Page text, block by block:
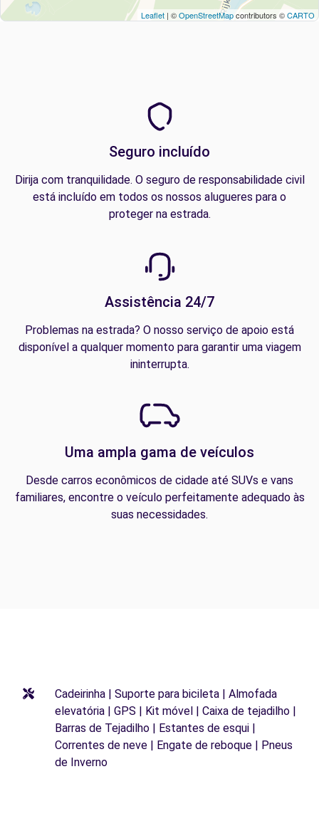
Leaflet | ©OpenStreetMapcontributors ©CARTO
Seguro incluído
Dirija com tranquilidade. O seguro de responsabilidade civil
está incluído em todos os nossos alugueres para o
proteger na estrada.
Assistência 24/7
Problemas na estrada? O nosso serviço de apoio está
disponível a qualquer momento para garantir uma viagem
ininterrupta.
Uma ampla gama de veículos
Desde carros econômicos de cidade até SUVs e vans
familiares, encontre o veículo perfeitamente adequado às
suas necessidades.
Cadeirinha | Suporte para bicileta | Almofada
elevatória | GPS | Kit móvel | Caixa de tejadilho |
Barras de Tejadilho | Estantes de esqui |
Correntes de neve | Engate de reboque | Pneus
de Inverno